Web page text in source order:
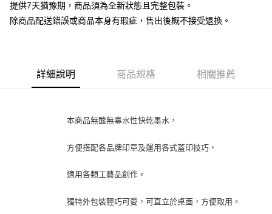
提供7天猶豫期，商品須為全新狀態且完整包裝。
除商品配送錯誤或商品本身有瑕疵，售出後概不接受退換。
詳細說明 商品規格 相關推薦
本商品無酸無毒水性快乾墨水，
方便搭配各品牌印章及運用各式蓋印技巧，
適用各類工藝品創作。
獨特外包裝輕巧可愛，可直立於桌面，方便取用。